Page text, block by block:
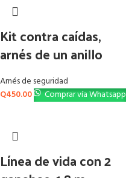
Kit contra caídas,
arnés de un anillo
Arnés de seguridad
Q450.00 Comprar vía Whatsapp
Línea de vida con 2